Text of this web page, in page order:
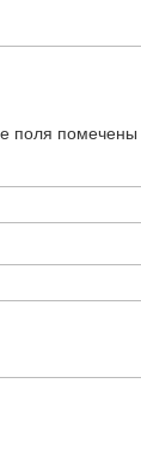
поля помечены